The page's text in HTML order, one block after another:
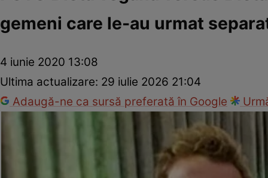
gemeni care le-au urmat
4 iunie 2020 13:08
Ultima actualizare: 29 iulie 2026 21:04
Adaugă-ne ca sursă preferată în Google